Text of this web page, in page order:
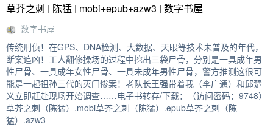
草芥之刺 | 陈猛 | mobi+epub+azw3 | 数字书屋
数字书屋
传统刑侦！在GPS、DNA检测、大数据、天眼等技术未普及的年代，
断案追凶！工人翻修操场的过程中挖出三袋尸骨，分别是一具成年男
性尸骨、一具成年女性尸骨、一具未成年男性尸骨，警方推测这很可
能是一起祖孙三代的灭门惨案！老队长王强带着我（李广通）和邱楚
义立即赶赴现场开始调查……电子书转存/下载：（访问密码：9748）
草芥之刺（陈猛）.mobi草芥之刺（陈猛）.epub草芥之刺（陈
猛）.azw3